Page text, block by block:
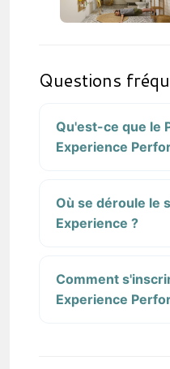
Questions
Qu'est-ce que le
Experience
Où se déroule le
Experience ?
Comment
Experience